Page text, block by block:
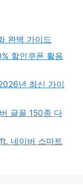
완벽 가이드
할인쿠폰 활용
년 최신 가이
글꼴 150종 다
네이버 스마트